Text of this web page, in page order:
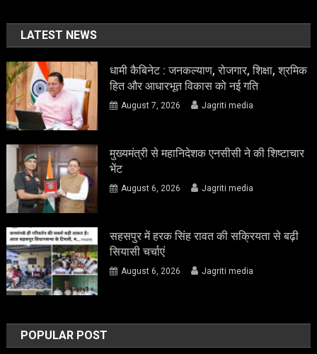
LATEST NEWS
धामी कैबिनेट : जनकल्याण, रोजगार, शिक्षा, श्रमिक
हित और आधारभूत विकास को नई गति
August 7, 2026 Jagriti media
मुख्यमंत्री से महानिदेशक एनसीसी ने की शिष्टाचार
भेंट
August 6, 2026 Jagriti media
सहसपुर में हरक सिंह रावत की सक्रियता से बढ़ी
सियासी चर्चाएं
August 6, 2026 Jagriti media
POPULAR POST